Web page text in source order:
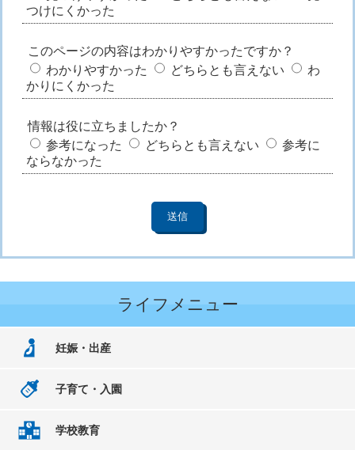
つけにくかった
このページの内容はわかりやすかったですか？
わかりやすかった
どちらとも言えない
わ
かりにくかった
情報は役に立ちましたか？
参考になった
どちらとも言えない
参考に
ならなかった
ライフメニュー
妊娠・出産
子育て・入園
学校教育